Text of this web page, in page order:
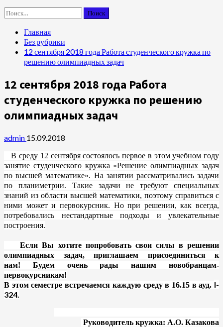
Найти:
Главная
Без рубрики
12 сентября 2018 года Работа студенческого кружка по
решению олимпиадных задач
12 сентября 2018 года Работа
студенческого кружка по решению
олимпиадных задач
admin 15.09.2018
В среду 12 сентября состоялось первое в этом учебном году
занятие студенческого кружка «Решение олимпиадных задач
по высшей математике». На занятии рассматривались задачи
по планиметрии. Такие задачи не требуют специальных
знаний из области высшей математики, поэтому справиться с
ними может и первокурсник. Но при решении, как всегда,
потребовались нестандартные подходы и увлекательные
построения.
Если Вы хотите попробовать свои силы в решении
олимпиадных задач, приглашаем присоединиться к
нам! Будем очень рады нашим новобранцам-
первокурсникам!
В этом семестре встречаемся каждую среду в 16.15 в ауд. I-
324.
Руководитель кружка: А.О. Казакова